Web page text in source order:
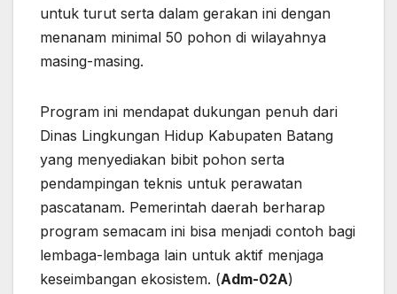
untuk turut serta dalam gerakan ini dengan
menanam minimal 50 pohon di wilayahnya
masing-masing.
Program ini mendapat dukungan penuh dari
Dinas Lingkungan Hidup Kabupaten Batang
yang menyediakan bibit pohon serta
pendampingan teknis untuk perawatan
pascatanam. Pemerintah daerah berharap
program semacam ini bisa menjadi contoh bagi
lembaga-lembaga lain untuk aktif menjaga
keseimbangan ekosistem. (Adm-02A)